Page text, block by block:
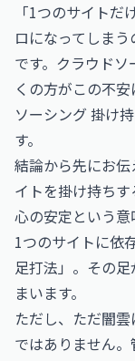
「1つのサイト
ロになってしま
です。クラウド
くの方がこの不
ソーシング 掛け
す。
結論から先にお
イトを掛け持ちす
心の安定という意
1つのサイトに依
足打法」。その
まいます。
ただし、ただ闇
ではありません